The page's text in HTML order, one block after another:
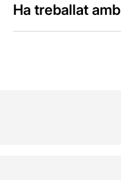
Ha treballat amb